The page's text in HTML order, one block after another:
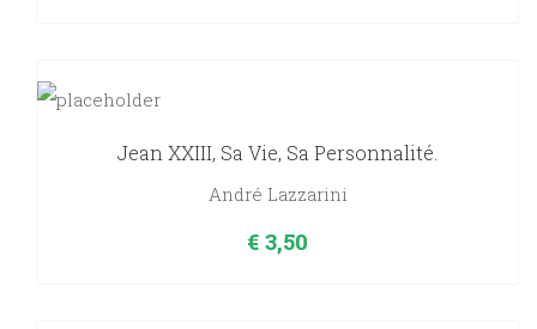
Jean XXIII, Sa Vie, Sa Personnalité.
André Lazzarini
€ 3,50